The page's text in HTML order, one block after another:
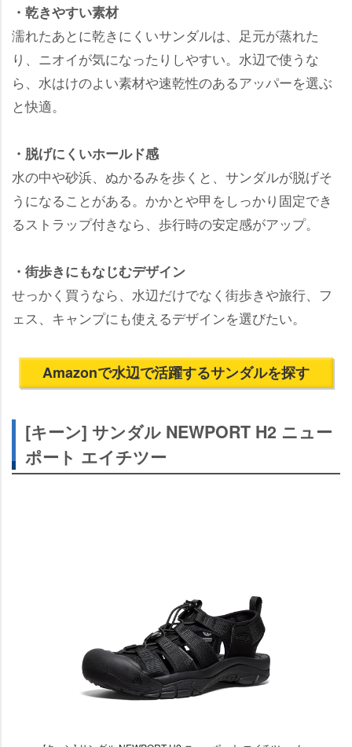
・乾きやすい素材
濡れたあとに乾きにくいサンダルは、足元が蒸れた
り、ニオイが気になったりしやすい。水辺で使うな
ら、水はけのよい素材や速乾性のあるアッパーを選ぶ
と快適。
・脱げにくいホールド感
水の中や砂浜、ぬかるみを歩くと、サンダルが脱げそ
うになることがある。かかとや甲をしっかり固定でき
るストラップ付きなら、歩行時の安定感がアップ。
・街歩きにもなじむデザイン
せっかく買うなら、水辺だけでなく街歩きや旅行、フ
ェス、キャンプにも使えるデザインを選びたい。
Amazonで水辺で活躍するサンダルを探す
[キーン] サンダル NEWPORT H2 ニュー
ポート エイチツー